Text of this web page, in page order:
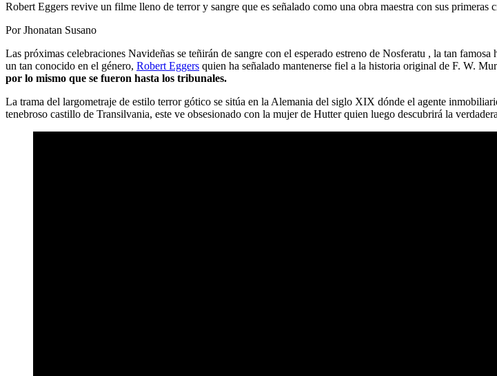
Robert Eggers revive un filme lleno de terror y sangre que es señalado como una obra maestra con sus primeras
Por Jhonatan Susano
Las próximas celebraciones Navideñas se teñirán de sangre con el esperado estreno de Nosferatu , la tan
un tan conocido en el género, Robert Eggers quien ha señalado mantenerse fiel a la historia original de F. W.
por lo mismo que se fueron hasta los tribunales.
La trama del largometraje de estilo terror gótico se sitúa en la Alemania del siglo XIX dónde el agente
tenebroso castillo de Transilvania, este ve obsesionado con la mujer de Hutter quien luego descubrirá la